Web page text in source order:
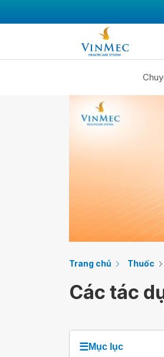
Trang chủ Thuốc
Các tác
☰Mục lục